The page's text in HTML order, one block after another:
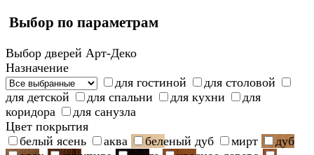
Выбор по параметрам
Выбор дверей Арт-Деко
Назначение
для гостиной
для столовой
для детской
для спальни для кухни
для
коридора
для санузла
Цвет покрытия
белый ясень
аква беленый дуб мирт
дуб